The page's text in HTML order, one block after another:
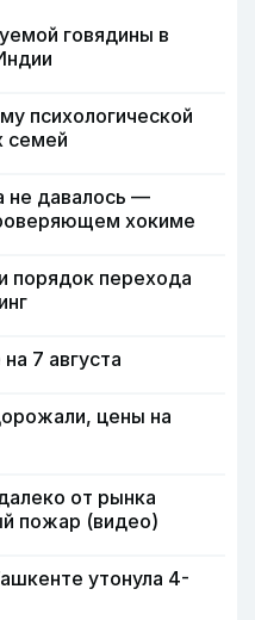
говядины в
психологической
семей
не давалось —
хокиме
порядок перехода
7 августа
цены на
от рынка
пожар (видео)
утонула 4-